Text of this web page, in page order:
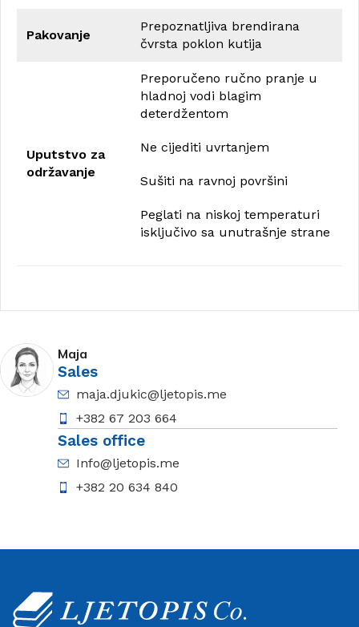
Pakovanje
Prepoznatljiva brendirana
čvrsta poklon kutija
Uputstvo za
održavanje
Preporučeno ručno pranje u
hladnoj vodi blagim
deterdžentom
Ne cijediti uvrtanjem
Sušiti na ravnoj površini
Peglati na niskoj temperaturi
isključivo sa unutrašnje strane
Maja
Sales
maja.djukic@ljetopis.me
+382 67 203 664
Sales office
Info@ljetopis.me
+382 20 634 840